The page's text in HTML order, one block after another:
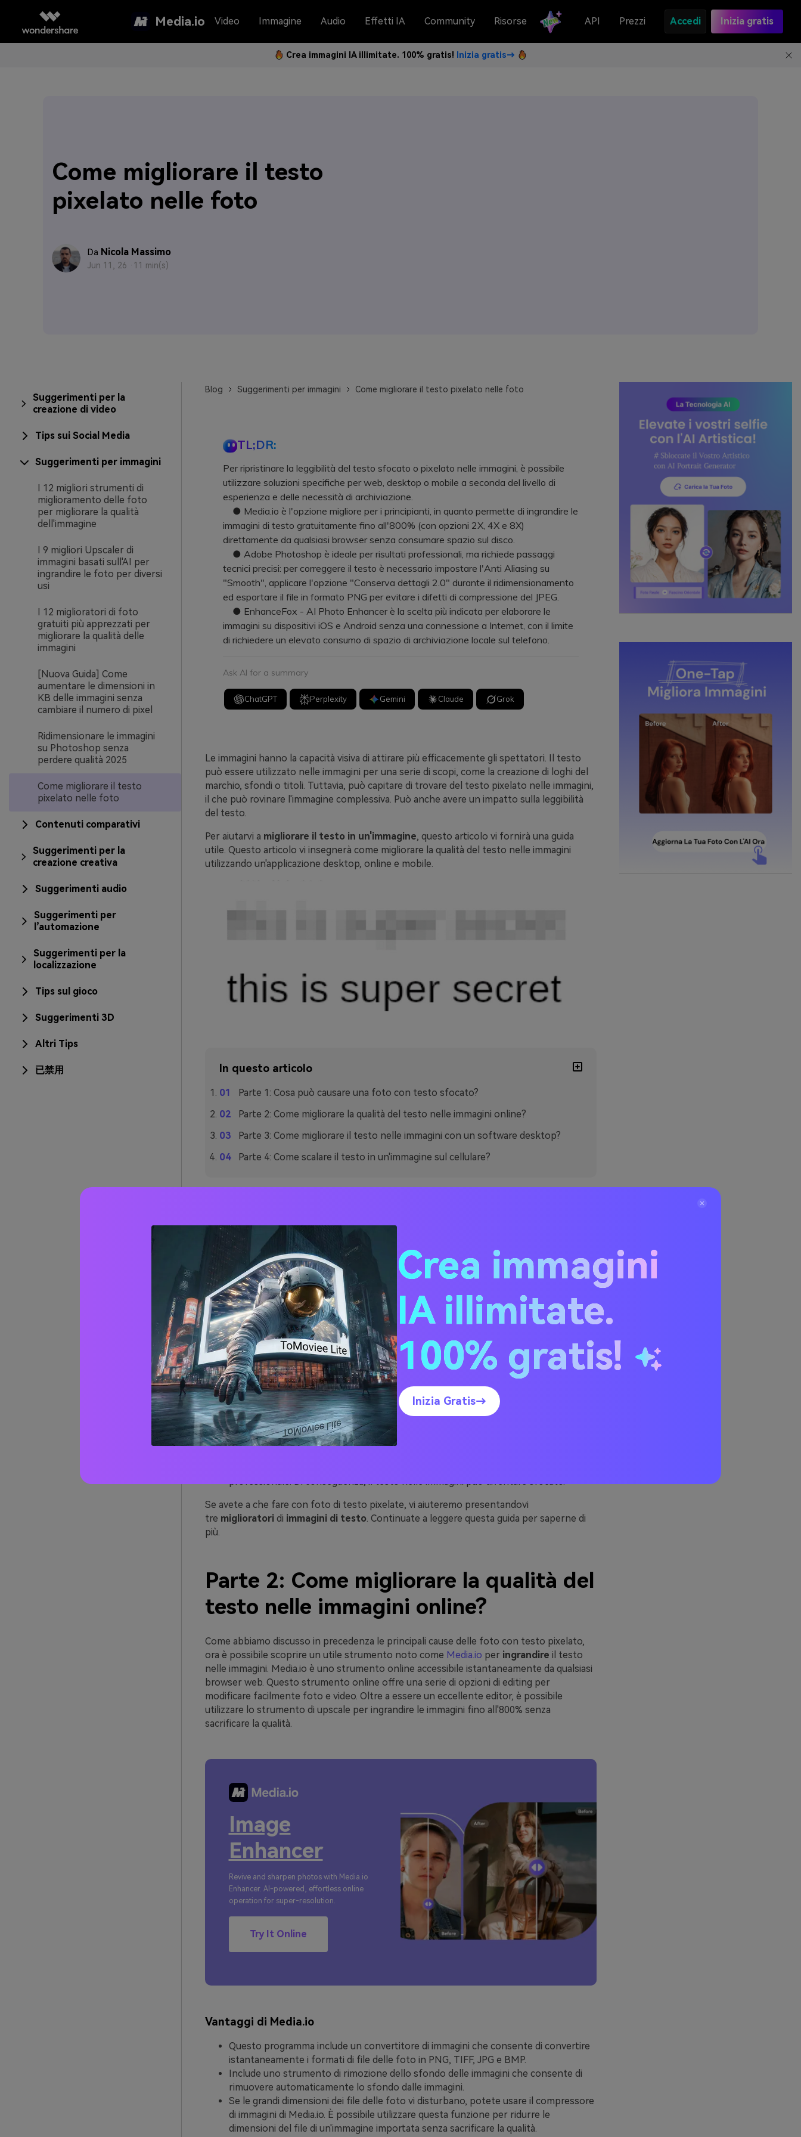
Media.io Video Immagine Audio Effetti IA Community Risorse API Prezzi Accedi Inizia gratis
Crea immagini IA illimitate. 100% gratis! Inizia gratis→
Come migliorare il testo
pixelato nelle foto
Da Nicola Massimo
Jun 11, 26 · 11 min(s)
Suggerimenti per la
creazione di video
Tips sui Social Media
Suggerimenti per immagini
I 12 migliori strumenti di
miglioramento delle foto
per migliorare la qualità
dell'immagine
I 9 migliori Upscaler di
immagini basati sull'AI per
ingrandire le foto per diversi
usi
I 12 miglioratori di foto
gratuiti più apprezzati per
migliorare la qualità delle
immagini
[Nuova Guida] Come
aumentare le dimensioni in
KB delle immagini senza
cambiare il numero di pixel
Ridimensionare le immagini
su Photoshop senza
perdere qualità 2025
Come migliorare il testo
pixelato nelle foto
Contenuti comparativi
Suggerimenti per la
creazione creativa
Suggerimenti audio
Suggerimenti per
l’automazione
Suggerimenti per la
localizzazione
Tips sul gioco
Suggerimenti 3D
Altri Tips
已禁用
Blog Suggerimenti per immagini Come migliorare il testo pixelato nelle foto
TL;DR:
Per ripristinare la leggibilità del testo sfocato o pixelato nelle immagini, è possibile
utilizzare soluzioni specifiche per web, desktop o mobile a seconda del livello di
esperienza e delle necessità di archiviazione.
● Media.io è l'opzione migliore per i principianti, in quanto permette di ingrandire le
immagini di testo gratuitamente fino all'800% (con opzioni 2X, 4X e 8X)
direttamente da qualsiasi browser senza consumare spazio sul disco.
● Adobe Photoshop è ideale per risultati professionali, ma richiede passaggi
tecnici precisi: per correggere il testo è necessario impostare l'Anti Aliasing su
"Smooth", applicare l'opzione "Conserva dettagli 2.0" durante il ridimensionamento
ed esportare il file in formato PNG per evitare i difetti di compressione del JPEG.
● EnhanceFox - AI Photo Enhancer è la scelta più indicata per elaborare le
immagini su dispositivi iOS e Android senza una connessione a Internet, con il limite
di richiedere un elevato consumo di spazio di archiviazione locale sul telefono.
Ask AI for a summary
ChatGPT Perplexity Gemini Claude Grok
Le immagini hanno la capacità visiva di attirare più efficacemente gli spettatori. Il testo
può essere utilizzato nelle immagini per una serie di scopi, come la creazione di loghi del
marchio, sfondi o titoli. Tuttavia, può capitare di trovare del testo pixelato nelle immagini,
il che può rovinare l'immagine complessiva. Può anche avere un impatto sulla leggibilità
del testo.
Per aiutarvi a migliorare il testo in un'immagine, questo articolo vi fornirà una guida
utile. Questo articolo vi insegnerà come migliorare la qualità del testo nelle immagini
utilizzando un'applicazione desktop, online e mobile.
In questo articolo
Parte 1: Cosa può causare una foto con testo sfocato?
Parte 2: Come migliorare la qualità del testo nelle immagini online?
Parte 3: Come migliorare il testo nelle immagini con un software desktop?
Parte 4: Come scalare il testo in un'immagine sul cellulare?
Parte 1: Cosa può causare una foto
con testo sfocato?
Esistono diversi scenari che possono portare a un testo sfocato o pixelato in una
fotografia. Procedete con la sezione seguente per conoscere le principali cause del
testo pixelato nelle immagini:
Utilizzo dell'editor di immagini in prova gratuita:
prova gratuita di un editor di immagini a pagamento, è possibile che la qualità
dell'immagine venga compromessa durante l'esportazione. Per evitare qualsiasi
inconveniente, si consiglia di eseguire la modifica delle immagini dopo aver
acquistato un piano di abbonamento all'editor.
Editor di immagini di bassa qualità:
Sulle piattaforme online è possibile trovare
una serie di editor di immagini gratuiti. Tuttavia, alcuni editor di immagini non sono in
grado di produrre risultati di alta qualità e finiscono per degradare la qualità
dell'immagine.
Se avete a che fare con foto di testo pixelate, vi aiuteremo presentandovi
tre miglioratori di immagini di testo. Continuate a leggere questa guida per saperne di
più.
Parte 2: Come migliorare la qualità del
testo nelle immagini online?
Come abbiamo discusso in precedenza le principali cause delle foto con testo pixelato,
ora è possibile scoprire un utile strumento noto come Media.io per ingrandire il testo
nelle immagini. Media.io è uno strumento online accessibile istantaneamente da qualsiasi
browser web. Questo strumento online offre una serie di opzioni di editing per
modificare facilmente foto e video. Oltre a essere un eccellente editor, è possibile
utilizzare lo strumento di upscale per ingrandire le immagini fino all'800% senza
sacrificare la qualità.
Image
Enhancer
Revive and sharpen photos with Media.io
Enhancer. AI-powered, effortless online
operation for super-resolution.
Try It Online
Vantaggi di Media.io
Questo programma include un convertitore di immagini che consente di convertire
istantaneamente i formati di file delle foto in PNG, TIFF, JPG e BMP.
Include uno strumento di rimozione dello sfondo delle immagini che consente di
rimuovere automaticamente lo sfondo dalle immagini.
Se le grandi dimensioni dei file delle foto vi disturbano, potete usare il compressore
di immagini di Media.io. È possibile utilizzare questa funzione per ridurre le
dimensioni del file di un'immagine importata senza sacrificare la qualità.
Crea immagini
IA illimitate.
100% gratis!
Inizia Gratis→